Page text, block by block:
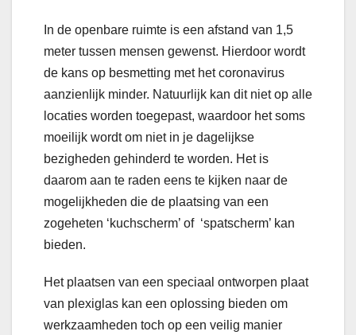
In de openbare ruimte is een afstand van 1,5
meter tussen mensen gewenst. Hierdoor wordt
de kans op besmetting met het coronavirus
aanzienlijk minder. Natuurlijk kan dit niet op alle
locaties worden toegepast, waardoor het soms
moeilijk wordt om niet in je dagelijkse
bezigheden gehinderd te worden. Het is
daarom aan te raden eens te kijken naar de
mogelijkheden die de plaatsing van een
zogeheten ‘kuchscherm’ of ‘spatscherm’ kan
bieden.
Het plaatsen van een speciaal ontworpen plaat
van plexiglas kan een oplossing bieden om
werkzaamheden toch op een veilig manier